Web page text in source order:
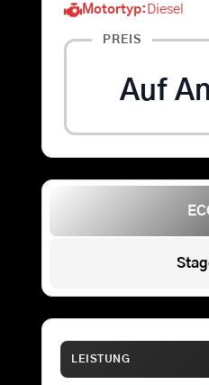
Motortyp: Diesel
PREIS
Auf
LEISTUNG